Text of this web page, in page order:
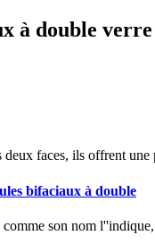
à double
deux faces, ils offrent
bifaciaux à double
son nom